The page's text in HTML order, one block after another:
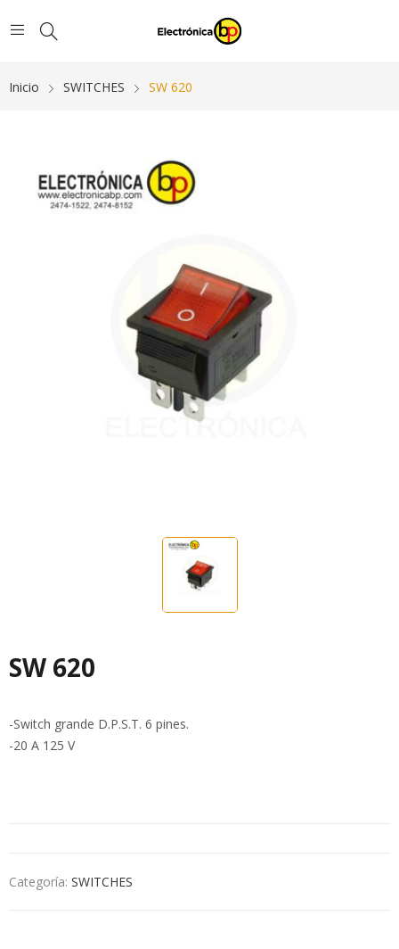
Inicio SWITCHES SW 620
SW 620
-Switch grande D.P.S.T. 6 pines.
-20 A 125 V
Categoría: SWITCHES